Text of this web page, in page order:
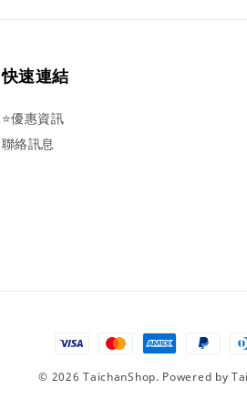
快速連結
⭐優惠資訊
聯絡訊息
© 2026 TaichanShop. Powered by